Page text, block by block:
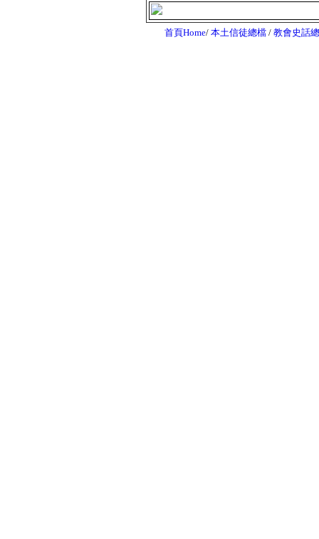
首頁Home/ 本土信徒總檔 / 教會史話總